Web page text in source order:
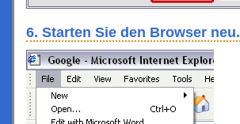
6. Starten Sie den Browser neu.